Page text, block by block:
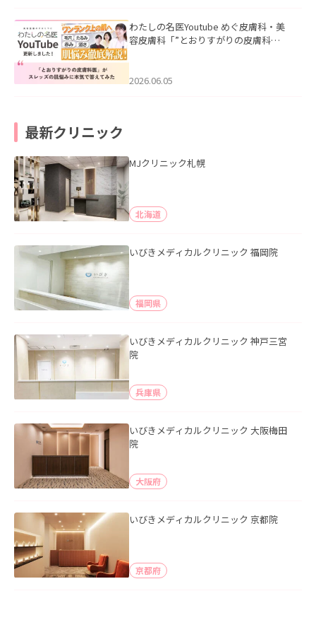
わたしの名医Youtube めぐ皮膚科・美
容皮膚科「”とおりすがりの皮膚科
2026.06.05
最新クリニック
MJクリニック札幌
北海道
いびきメディカルクリニック 福岡院
福岡県
いびきメディカルクリニック 神戸三宮
院
兵庫県
いびきメディカルクリニック 大阪梅田
院
大阪府
いびきメディカルクリニック 京都院
京都府